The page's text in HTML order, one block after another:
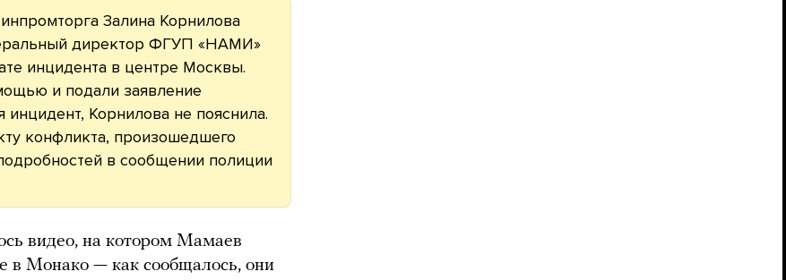
Залина Корнилова
директор ФГУП «НАМИ»
инцидента в центре Москвы.
и подали заявление
Корнилова не пояснила.
конфликта, произошедшего
в сообщении полиции
видео, на котором Мамаев
в Монако — как сообщалось, они